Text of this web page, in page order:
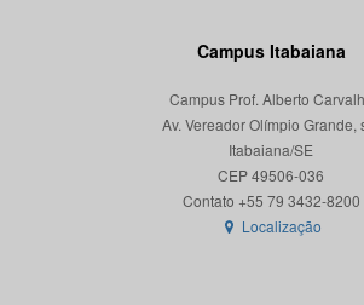
Campus Itabaiana
Campus Prof. Alberto
Av. Vereador Olímpio Grande,
Itabaiana/SE
CEP 49506-036
Localização